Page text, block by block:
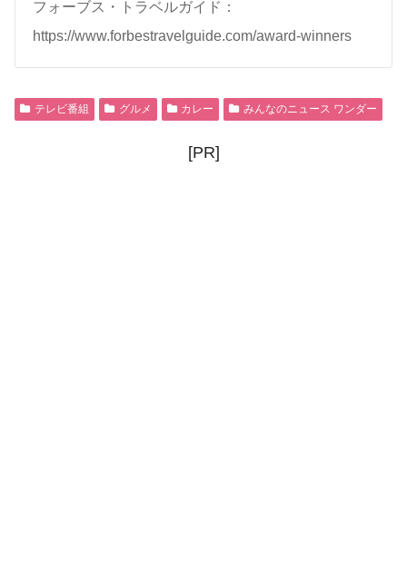
フォーブス・トラベルガイド：
https://www.forbestravelguide.com/award-winners
テレビ番組 グルメ カレー みんなのニュース ワンダー
[PR]